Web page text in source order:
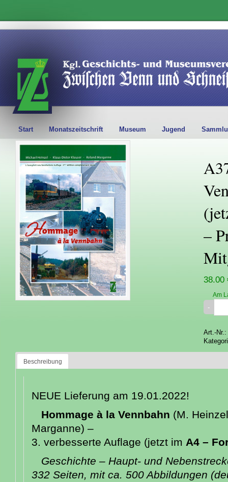
Start Monatszeitschrift Museum Jugend
–
38.00
Am
Art.-Nr.:
Beschreibung
NEUE Lieferung am 19.01.2022!
Hommage à la Vennbahn (M.
Marganne) –
3. verbesserte Auflage (jetzt imA4 –
Geschichte – Haupt- und
332 Seiten, mit ca. 500 Abbildungen